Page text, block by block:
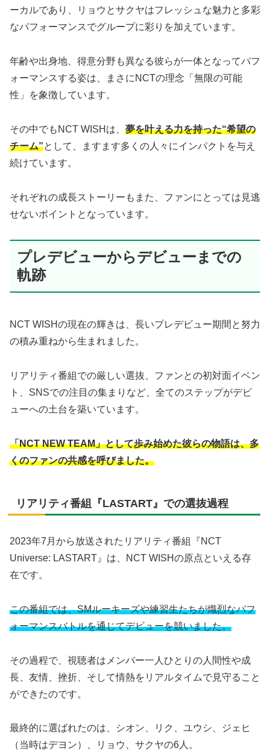
ーカルであり、リョウとサクヤはフレッシュな魅力と多彩
なパフォーマンスでグループに彩りを加えています。
年齢や出身地、得意分野も異なる彼らが一体となってパフ
ォーマンスする姿は、まさにNCTの理念「無限の可能
性」を象徴しています。
その中でもNCT WISHは、 夢を叶える力を持った“希望の
チーム”として、ますます多くの人々にインパクトを与え
続けています。
それぞれの成長ストーリーもまた、ファンにとっては見逃
せないポイントとなっています。
プレデビューからデビューまでの
軌跡
NCT WISHの現在の輝きは、長いプレデビュー期間と努力
の積み重ねから生まれました。
リアリティ番組での厳しい選抜、ファンとの初対面イベン
ト、SNSでの注目の集まりなど、全てのステップがデビ
ューへの土台を築いています。
「NCT NEW TEAM」として歩み始めた彼らの物語は、多
くのファンの共感を呼びました。
リアリティ番組『LASTART』での選抜過程
2023年7月から放送されたリアリティ番組『NCT
Universe: LASTART』は、NCT WISHの原点といえる存
在です。
この番組では、SMルーキーズや練習生たちが熾烈なパフ
ォーマンスバトルを通じてデビューを競いました。
その過程で、視聴者はメンバー一人ひとりの人間性や成
長、友情、挫折、そして情熱をリアルタイムで見守ること
ができたのです。
最終的に選ばれたのは、シオン、リク、ユウシ、ジェヒ
（当時はデヨン）、リョウ、サクヤの6人。